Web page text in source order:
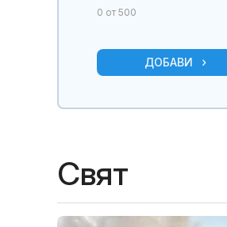
0 от 500
ДОБАВИ
Свят